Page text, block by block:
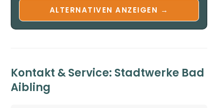
ALTERNATIVEN ANZEIGEN →
Kontakt & Service: Stadtwerke Bad
Aibling